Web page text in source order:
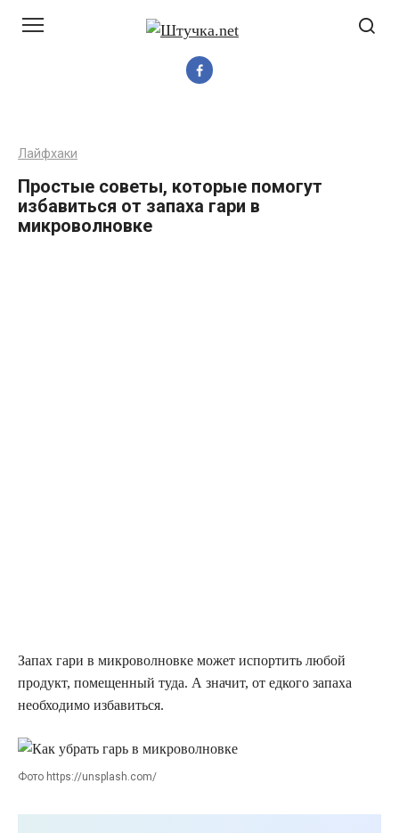
Лайфхаки
Простые советы, которые помогут
избавиться от запаха гари в
микроволновке
Запах гари в микроволновке может испортить любой
продукт, помещенный туда. А значит, от едкого запаха
необходимо избавиться.
Фото https://unsplash.com/